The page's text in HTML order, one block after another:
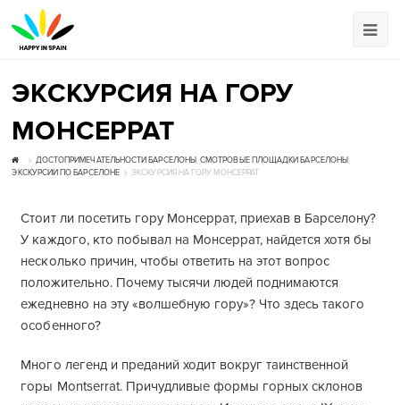
ЭКСКУРСИЯ НА ГОРУ
МОНСЕРРАТ
ДОСТОПРИМЕЧАТЕЛЬНОСТИ БАРСЕЛОНЫ ,СМОТРОВЫЕ ПЛОЩАДКИ БАРСЕЛОНЫ ,
ЭКСКУРСИИ ПО БАРСЕЛОНЕ
ЭКСКУРСИЯ НА ГОРУ МОНСЕРРАТ
Стоит ли посетить гору Монсеррат, приехав в Барселону?
У каждого, кто побывал на Монсеррат, найдется хотя бы
несколько причин, чтобы ответить на этот вопрос
положительно. Почему тысячи людей поднимаются
ежедневно на эту «волшебную гору»? Что здесь такого
особенного?
Много легенд и преданий ходит вокруг таинственной
горы Montserrat. Причудливые формы горных склонов